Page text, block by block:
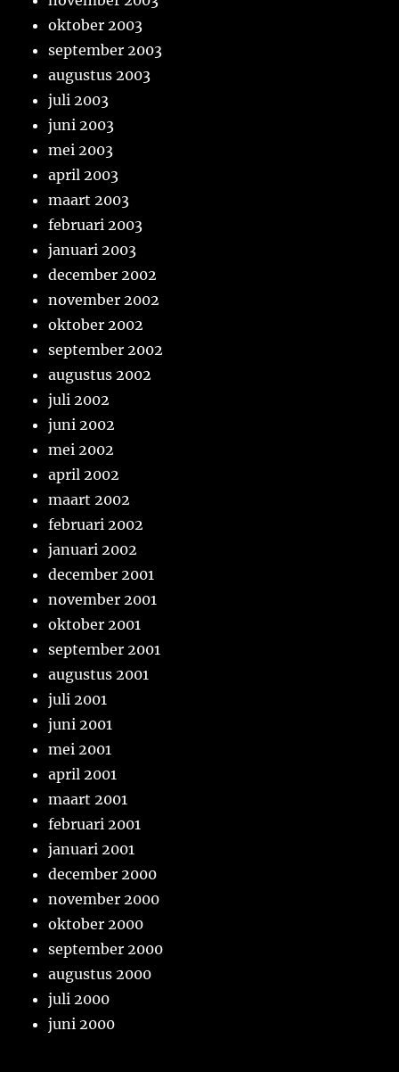
oktober 2003
september 2003
augustus 2003
juli 2003
juni 2003
mei 2003
april 2003
maart 2003
februari 2003
januari 2003
december 2002
november 2002
oktober 2002
september 2002
augustus 2002
juli 2002
juni 2002
mei 2002
april 2002
maart 2002
februari 2002
januari 2002
december 2001
november 2001
oktober 2001
september 2001
augustus 2001
juli 2001
juni 2001
mei 2001
april 2001
maart 2001
februari 2001
januari 2001
december 2000
november 2000
oktober 2000
september 2000
augustus 2000
juli 2000
juni 2000